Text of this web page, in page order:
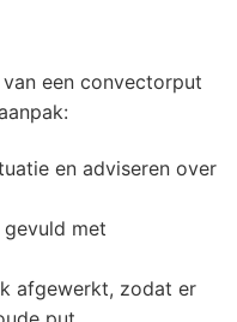
een convectorput
en adviseren over
met
afgewerkt, zodat er